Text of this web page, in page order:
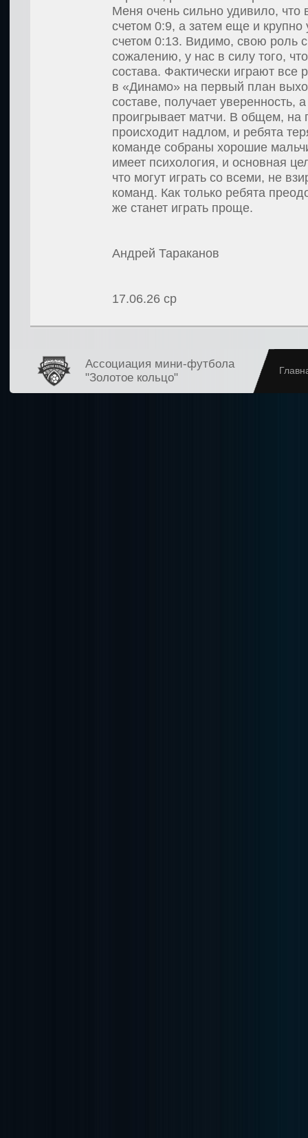
Меня очень сильно удивило, что
счетом 0:9, а затем еще и
счетом 0:13. Видимо, свою роль
сожалению, у нас в силу того,
состава. Фактически играют
в «Динамо» на первый план
составе, получает уверенность,
проигрывает матчи. В общем,
происходит надлом, и ребята
команде собраны хорошие
имеет психология, и основная
что могут играть со всеми, не
команд. Как только ребята
же станет играть проще.
Андрей Тараканов
17.06.26 ср
Ассоциация мини-футбола
"Золотое кольцо"